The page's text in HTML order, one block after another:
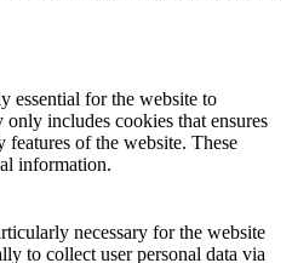
essential for the website to
includes cookies that ensures
of the website. These
information.
necessary for the website
to collect user personal data via